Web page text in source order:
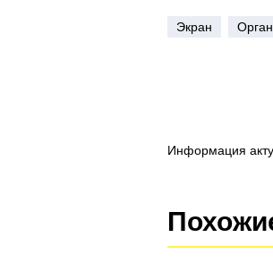
Экран
Информация